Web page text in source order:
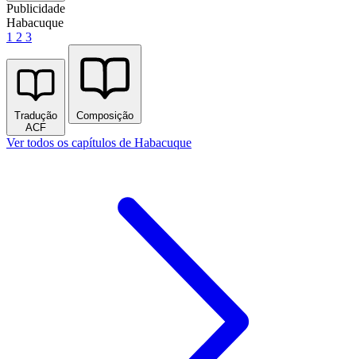
Publicidade
Habacuque
1 2 3
Tradução
ACF
Composição
Ver todos os capítulos de Habacuque